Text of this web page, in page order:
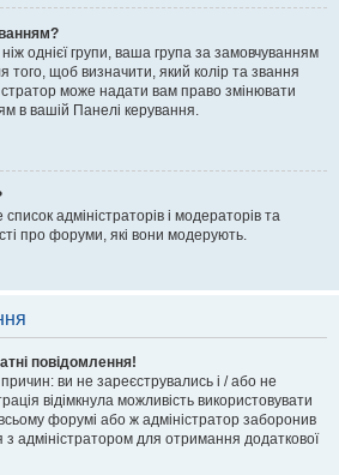
однієї групи, ваша група за замовчуванням
того, щоб визначити, який колір та звання
може надати вам право змінювати
в вашій Панелі керування.
адміністраторів і модераторів та
про форуми, які вони модерують.
повідомлення!
ви не зареєструвались і / або не
відімкнула можливість використовувати
форумі або ж адміністратор заборонив
з адміністратором для отримання додаткової